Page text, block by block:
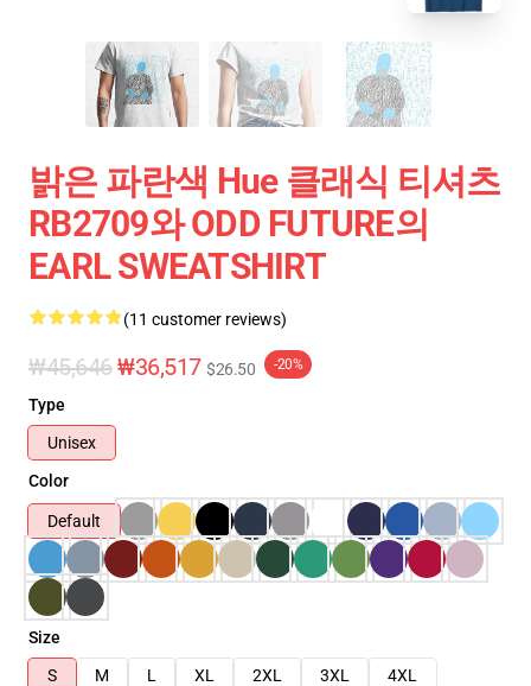
밝은 파란색 Hue 클래식 티셔츠
RB2709와 ODD FUTURE의
EARL SWEATSHIRT
(11 customer reviews)
₩45,646₩36,517 $26.50 -20%
Type
Unisex
Color
Default
Size
S
M L XL 2XL 3XL
4XL